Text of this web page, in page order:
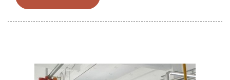
fournissant des machines à huile de sésame et des extracteurs